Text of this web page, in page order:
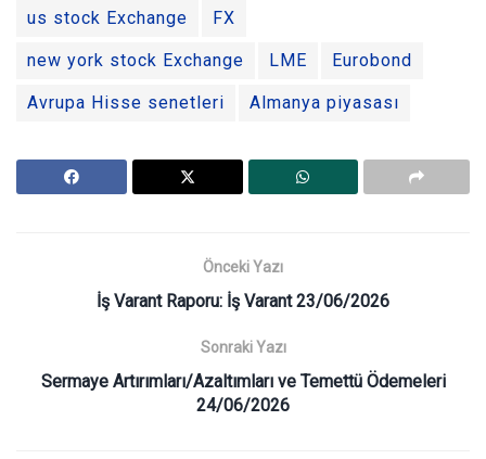
us stock Exchange FX
new york stock Exchange LME Eurobond
Avrupa Hisse senetleri Almanya piyasası
Önceki Yazı
İş Varant Raporu: İş Varant 23/06/2026
Sonraki Yazı
Sermaye Artırımları/Azaltımları ve Temettü Ödemeleri
24/06/2026